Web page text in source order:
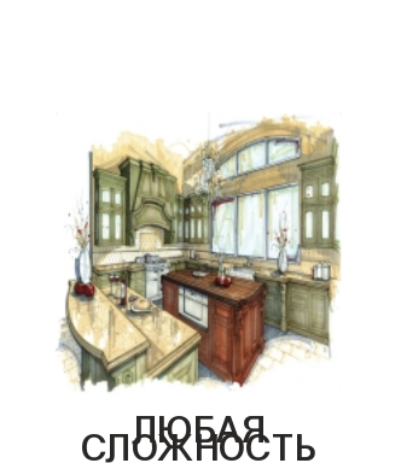
ЛЮБАЯ
СЛОЖНОСТЬ